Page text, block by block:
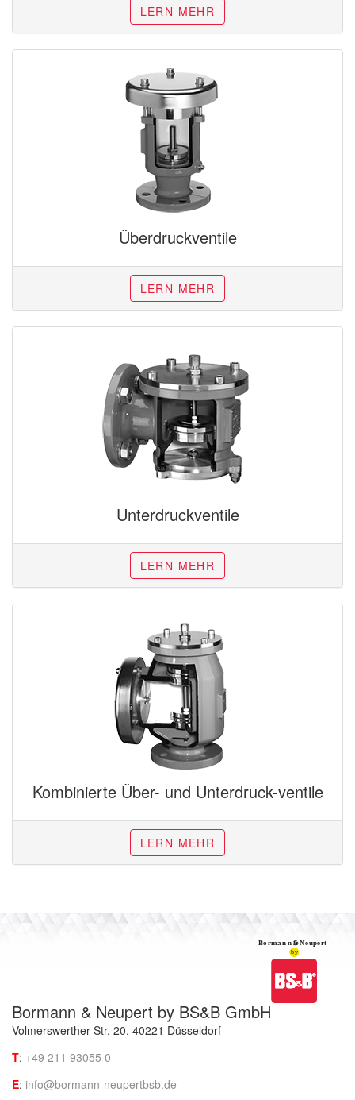
LERN MEHR
Überdruckventile
LERN MEHR
Unterdruckventile
LERN MEHR
Kombinierte Über- und Unterdruck-ventile
LERN MEHR
Bormann & Neupert by BS&B GmbH
Volmerswerther Str. 20, 40221 Düsseldorf
T: +49 211 93055 0
E: info@bormann-neupertbsb.de